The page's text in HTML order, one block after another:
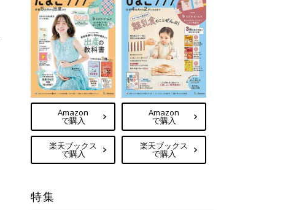
Amazon
で購入
楽天ブックス
で購入
Amazon
で購入
楽天ブックス
で購入
特集